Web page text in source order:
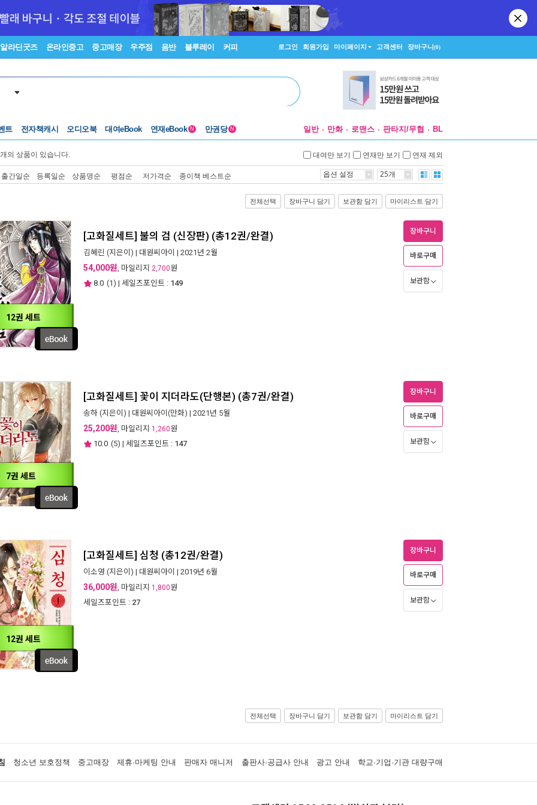
알라딘굿즈 온라인중고 중고매장 우주점 음반 블루레이 커피 로그인 회원가입 마이페이지 고객센터 장바구니(0)
트 전자책캐시 오디오북 대여eBook 연재eBook N 만권당 N 일반 만화 로맨스 판타지/무협 BL
개의 상품이 있습니다. 대여만 보기 연재만 보기 연재 제외
출간일순 등록일순 상품명순 평점순 저가격순 종이책 베스트순 옵션 설정 25개
전체선택 장바구니 담기 보관함 담기 마이리스트 담기
12권 세트
[고화질세트] 불의 검 (신장판) (총12권/완결)
김혜린 (지은이) | 대원씨아이 | 2021년 2월
54,000원, 마일리지 2,700원
8.0 (1) | 세일즈포인트 : 149
장바구니
바로구매
보관함
7권 세트
[고화질세트] 꽃이 지더라도(단행본) (총7권/완결)
송하 (지은이) | 대원씨아이(만화) | 2021년 5월
25,200원, 마일리지 1,260원
10.0 (5) | 세일즈포인트 : 147
장바구니
바로구매
보관함
12권 세트
[고화질세트] 심청 (총12권/완결)
이소영 (지은이) | 대원씨아이 | 2019년 6월
36,000원, 마일리지 1,800원
세일즈포인트 : 27
장바구니
바로구매
보관함
전체선택 장바구니 담기 보관함 담기 마이리스트 담기
청소년 보호정책 중고매장 제휴·마케팅 안내 판매자 매니저 출판사·공급사 안내 광고 안내 학교·기업·기관 대량구매